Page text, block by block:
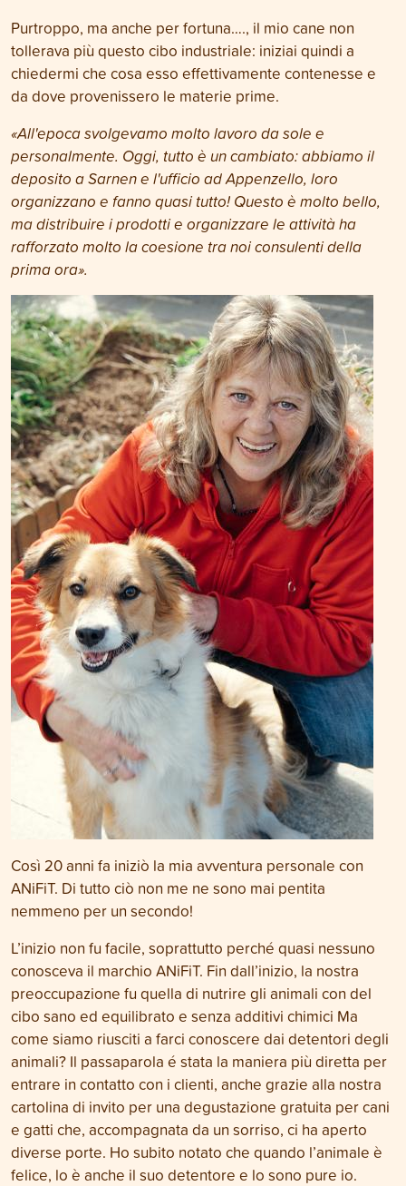
Purtroppo, ma anche per fortuna…., il mio cane non
tollerava più questo cibo industriale: iniziai quindi a
chiedermi che cosa esso effettivamente contenesse e
da dove provenissero le materie prime.
«All'epoca svolgevamo molto lavoro da sole e
personalmente. Oggi, tutto è un cambiato: abbiamo il
deposito a Sarnen e l'ufficio ad Appenzello, loro
organizzano e fanno quasi tutto! Questo è molto bello,
ma distribuire i prodotti e organizzare le attività ha
rafforzato molto la coesione tra noi consulenti della
prima ora».
Così 20 anni fa iniziò la mia avventura personale con
ANiFiT. Di tutto ciò non me ne sono mai pentita
nemmeno per un secondo!
L’inizio non fu facile, soprattutto perché quasi nessuno
conosceva il marchio ANiFiT. Fin dall’inizio, la nostra
preoccupazione fu quella di nutrire gli animali con del
cibo sano ed equilibrato e senza additivi chimici Ma
come siamo riusciti a farci conoscere dai detentori degli
animali? Il passaparola é stata la maniera più diretta per
entrare in contatto con i clienti, anche grazie alla nostra
cartolina di invito per una degustazione gratuita per cani
e gatti che, accompagnata da un sorriso, ci ha aperto
diverse porte. Ho subito notato che quando l’animale è
felice, lo è anche il suo detentore e lo sono pure io.